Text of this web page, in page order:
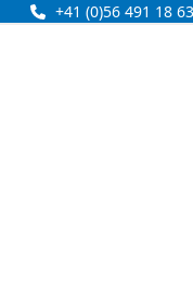
+41 (0)56 491 18 63